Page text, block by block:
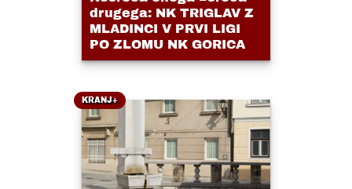
drugega: NK TRIGLAV Z
MLADINCI V PRVI LIGI
PO ZLOMU NK GORICA
KRANJ+